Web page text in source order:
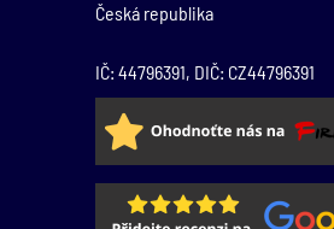
Česká republika
IČ: 44796391, DIČ: CZ44796391